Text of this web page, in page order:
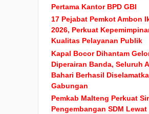
Pertama Kantor BPD GBI
17 Pejabat Pemkot Ambon
2026, Perkuat
Kualitas Pelayanan Publik
Kapal Bocor Dihantam
Diperairan Banda, Seluruh
Bahari Berhasil
Gabungan
Pemkab Malteng Perkuat
Pengembangan SDM Lewat